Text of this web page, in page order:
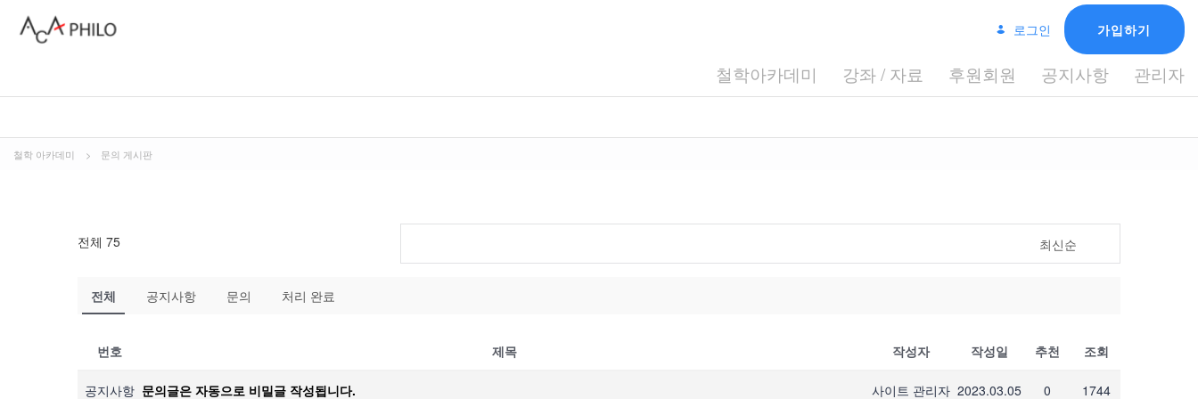
로그인 가입하기
철학아카데미 강좌 / 자료 후원회원 공지사항 관리자
철학 아카데미 > 문의 게시판
전체 75 최신순
전체 공지사항 문의 처리 완료
번호 제목 작성자 작성일 추천 조회
공지사항 문의글은 자동으로 비밀글 작성됩니다. 사이트 관리자 2023.03.05 0 1744